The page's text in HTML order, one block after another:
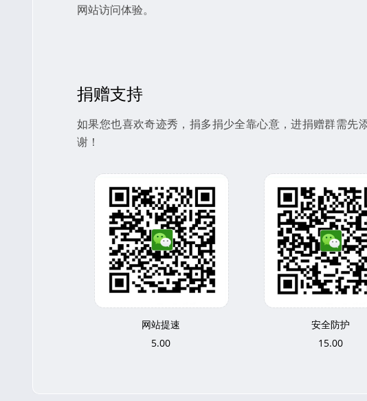
网站访问体验。
捐赠支持
如果您也喜欢奇迹秀，捐多捐少全靠心意，进捐赠群需
谢！
网站提速
5.00
安全防护
15.00